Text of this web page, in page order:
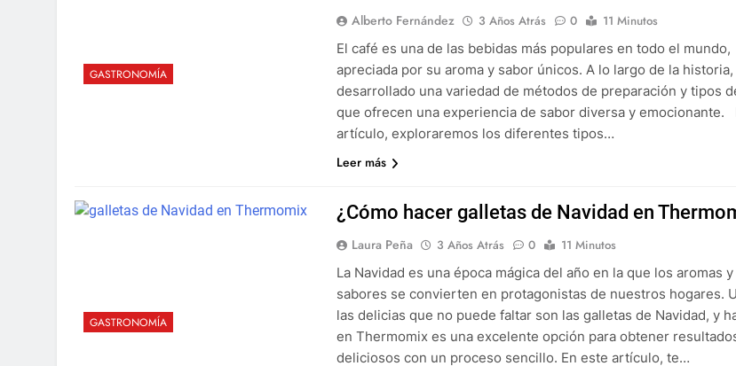
GASTRONOMÍA
Alberto Fernández 3 Años Atrás 0
11 Minutos
El café es una de las bebidas más populares en todo el mundo,
apreciada por su aroma y sabor únicos. A lo largo de la historia,
desarrollado una variedad de métodos de preparación y tipos
que ofrecen una experiencia de sabor diversa y emocionante.
artículo, exploraremos los diferentes tipos…
Leer más
GASTRONOMÍA
¿Cómo hacer galletas de Navidad en
Laura Peña 3 Años Atrás 0
11 Minutos
La Navidad es una época mágica del año en la que los aromas y
sabores se convierten en protagonistas de nuestros hogares.
las delicias que no puede faltar son las galletas de Navidad, y
en Thermomix es una excelente opción para obtener
deliciosos con un proceso sencillo. En este artículo, te…